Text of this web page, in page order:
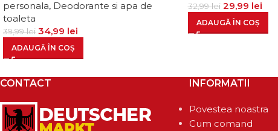
personala, Deodorante si apa de
toaleta
39,99lei 34,99 lei
ADAUGĂ ÎN COȘ
32,99lei 29,99 lei
ADAUGĂ ÎN COȘ
CONTACT INFORMATII
Povestea noastra
Cum comand